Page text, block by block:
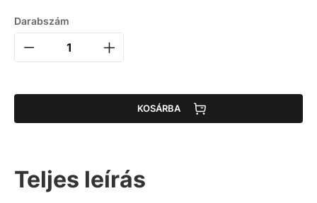
Darabszám
KOSÁRBA
Teljes leírás